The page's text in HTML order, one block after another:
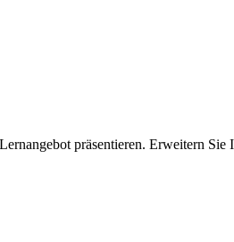
präsentieren. Erweitern